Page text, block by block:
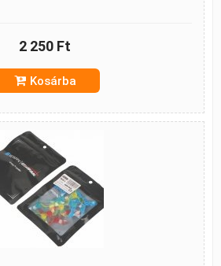
2 250 Ft
Kosárba